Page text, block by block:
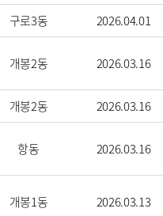
구로3동 2026.04.01
개봉2동 2026.03.16
개봉2동 2026.03.16
항동 2026.03.16
개봉1동 2026.03.13